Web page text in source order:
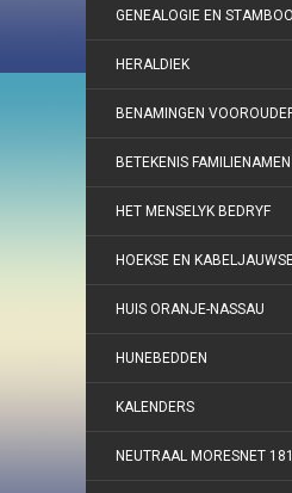
GENEALOGIE EN
HERALDIEK
BENAMINGEN
BETEKENIS FAMILIENAMEN
HET MENSELYK BEDRYF
HOEKSE EN
HUIS ORANJE-NASSAU
HUNEBEDDEN
KALENDERS
NEUTRAAL MORESNET